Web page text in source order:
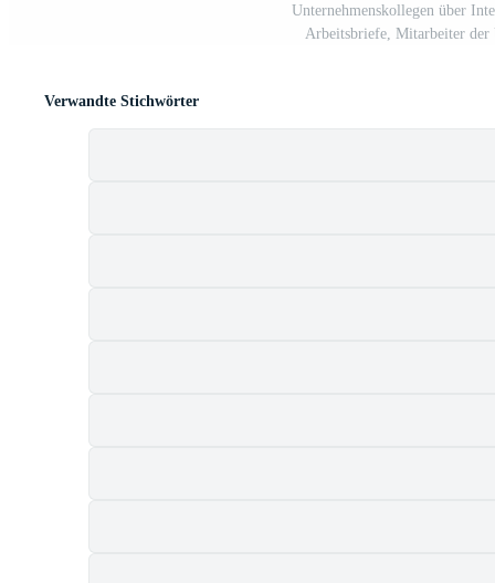
Unternehmenskollegen über
Arbeitsbriefe, Mitarbeiter der
Verwandte Stichwörter